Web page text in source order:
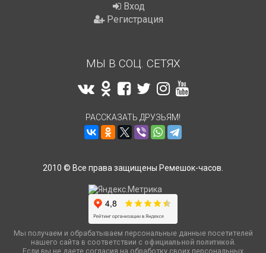
Вход
Регистрация
МЫ В СОЦ. СЕТЯХ
РАССКАЗАТЬ ДРУЗЬЯМ!
2010 © Все права защищены Ремешок-часов.
Мы получаем и обрабатываем персональные данные посетителей
нашего сайта в соответствии с официальной политикой.
Если вы не даете согласия на обработку своих персональных